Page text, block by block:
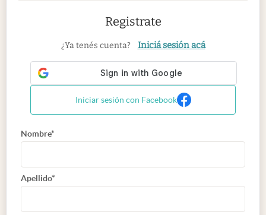
Registrate
¿Ya tenés cuenta? Iniciá sesión acá
Iniciar sesión con Facebook
Nombre*
Apellido*